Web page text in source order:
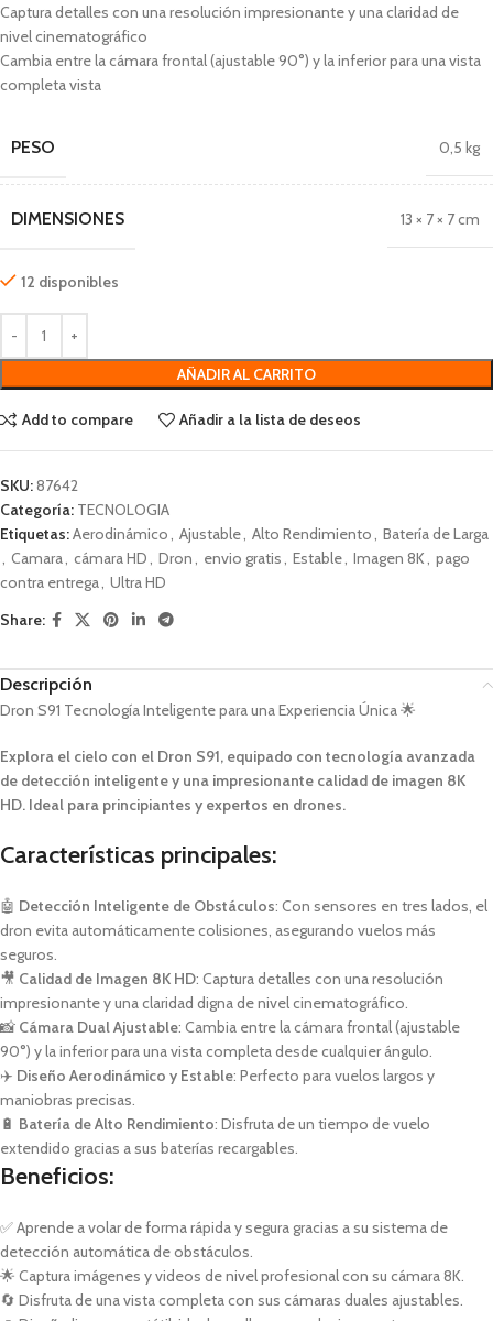
Captura detalles con una resolución impresionante y una claridad de
nivel cinematográfico
Cambia entre la cámara frontal (ajustable 90°) y la inferior para una vista
completa vista
PESO 0,5 kg
DIMENSIONES 13 × 7 × 7 cm
12 disponibles
AÑADIR AL CARRITO
Add to compare Añadir a la lista de deseos
SKU:87642
Categoría: TECNOLOGIA
Etiquetas:Aerodinámico, Ajustable, Alto Rendimiento, Batería de Larga
, Camara, cámara HD, Dron, envio gratis, Estable, Imagen 8K, pago
contra entrega, Ultra HD
Share:
Descripción
Dron S91 Tecnología Inteligente para una Experiencia Única 🌟
Explora el cielo con el Dron S91, equipado con tecnología avanzada
de detección inteligente y una impresionante calidad de imagen 8K
HD. Ideal para principiantes y expertos en drones.
Características principales:
🤖 Detección Inteligente de Obstáculos: Con sensores en tres lados, el
dron evita automáticamente colisiones, asegurando vuelos más
seguros.
🎥 Calidad de Imagen 8K HD: Captura detalles con una resolución
impresionante y una claridad digna de nivel cinematográfico.
📸 Cámara Dual Ajustable: Cambia entre la cámara frontal (ajustable
90°) y la inferior para una vista completa desde cualquier ángulo.
✈️ Diseño Aerodinámico y Estable: Perfecto para vuelos largos y
maniobras precisas.
🔋 Batería de Alto Rendimiento: Disfruta de un tiempo de vuelo
extendido gracias a sus baterías recargables.
Beneficios:
✅ Aprende a volar de forma rápida y segura gracias a su sistema de
detección automática de obstáculos.
🌟 Captura imágenes y videos de nivel profesional con su cámara 8K.
🔄 Disfruta de una vista completa con sus cámaras duales ajustables.